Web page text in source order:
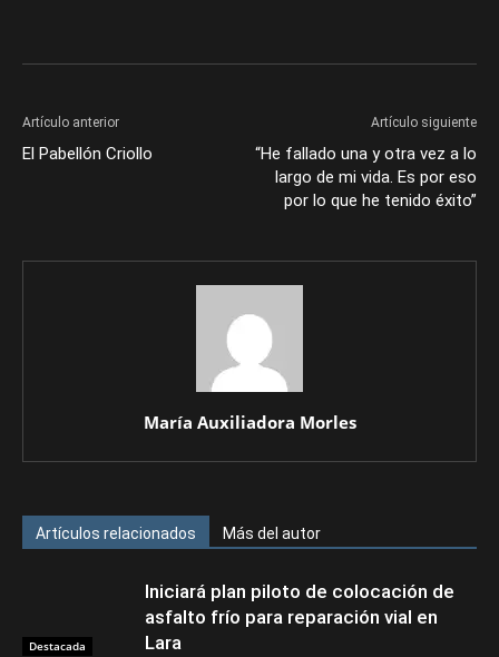
Artículo anterior
El Pabellón Criollo
Artículo siguiente
“He fallado una y otra vez a lo
largo de mi vida. Es por eso
por lo que he tenido éxito”
María Auxiliadora Morles
Artículos relacionados Más del autor
Destacada
Iniciará plan piloto de colocación de
asfalto frío para reparación vial en
Lara